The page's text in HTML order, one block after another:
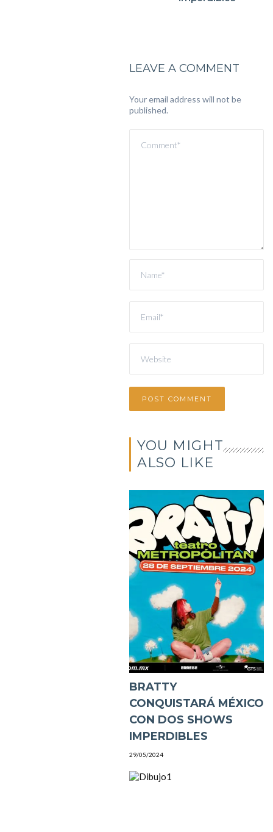
LEAVE A COMMENT
Your email address will not be
published.
YOU MIGHT
ALSO LIKE
BRATTY
CONQUISTARÁ MÉXICO
CON DOS SHOWS
IMPERDIBLES
29/05/2024